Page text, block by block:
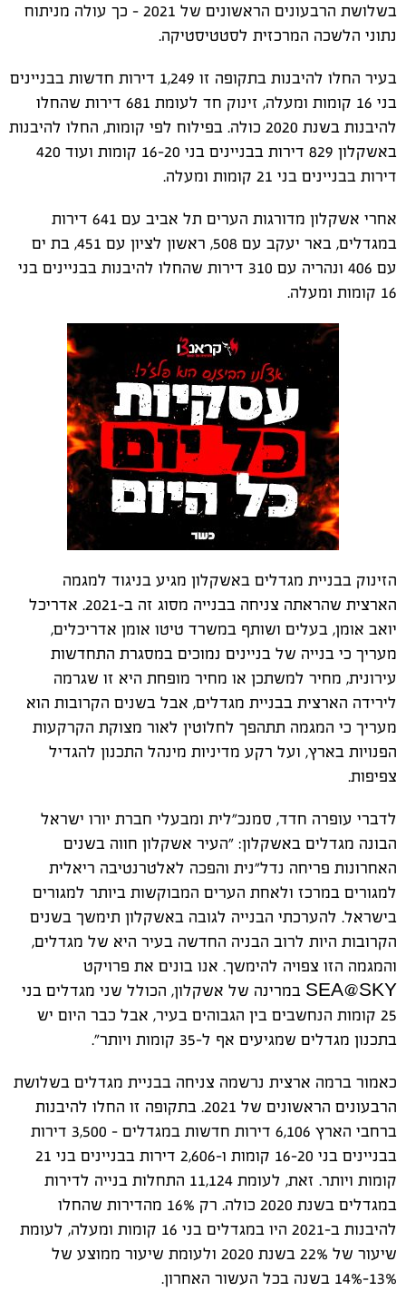
בשלושת הרבעונים הראשונים של 2021 – כך עולה מניתוח
נתוני הלשכה המרכזית לסטטיסטיקה.
בעיר החלו להיבנות בתקופה זו 1,249 דירות חדשות בבניינים
בני 16 קומות ומעלה, זינוק חד לעומת 681 דירות שהחלו
להיבנות בשנת 2020 כולה. בפילוח לפי קומות, החלו להיבנות
באשקלון 829 דירות בבניינים בני 16-20 קומות ועוד 420
דירות בבניינים בני 21 קומות ומעלה.
אחרי אשקלון מדורגות הערים תל אביב עם 641 דירות
במגדלים, באר יעקב עם 508, ראשון לציון עם 451, בת ים
עם 406 ונהריה עם 310 דירות שהחלו להיבנות בבניינים בני
16 קומות ומעלה.
הזינוק בבניית מגדלים באשקלון מגיע בניגוד למגמה
הארצית שהראתה צניחה בבנייה מסוג זה ב-2021. אדריכל
יואב אומן, בעלים ושותף במשרד טיטו אומן אדריכלים,
מעריך כי בנייה של בניינים נמוכים במסגרת התחדשות
עירונית, מחיר למשתכן או מחיר מופחת היא זו שגרמה
לירידה הארצית בבניית מגדלים, אבל בשנים הקרובות הוא
מעריך כי המגמה תתהפך לחלוטין לאור מצוקת הקרקעות
הפנויות בארץ, ועל רקע מדיניות מינהל התכנון להגדיל
צפיפות.
לדברי עופרה חדד, סמנכ"לית ומבעלי חברת יורו ישראל
הבונה מגדלים באשקלון: "העיר אשקלון חווה בשנים
האחרונות פריחה נדל"נית והפכה לאלטרנטיבה ריאלית
למגורים במרכז ולאחת הערים המבוקשות ביותר למגורים
בישראל. להערכתי הבנייה לגובה באשקלון תימשך בשנים
הקרובות היות לרוב הבניה החדשה בעיר היא של מגדלים,
והמגמה הזו צפויה להימשך. אנו בונים את פרויקט
SEA@SKY במרינה של אשקלון, הכולל שני מגדלים בני
25 קומות הנחשבים בין הגבוהים בעיר, אבל כבר היום יש
בתכנון מגדלים שמגיעים אף ל-35 קומות ויותר".
כאמור ברמה ארצית נרשמה צניחה בבניית מגדלים בשלושת
הרבעונים הראשונים של 2021. בתקופה זו החלו להיבנות
ברחבי הארץ 6,106 דירות חדשות במגדלים – 3,500 דירות
בבניינים בני 16-20 קומות ו-2,606 דירות בבניינים בני 21
קומות ויותר. זאת, לעומת 11,124 התחלות בנייה לדירות
במגדלים בשנת 2020 כולה. רק 16% מהדירות שהחלו
להיבנות ב-2021 היו במגדלים בני 16 קומות ומעלה, לעומת
שיעור של 22% בשנת 2020 ולעומת שיעור ממוצע של
13%-14% בשנה בכל העשור האחרון.